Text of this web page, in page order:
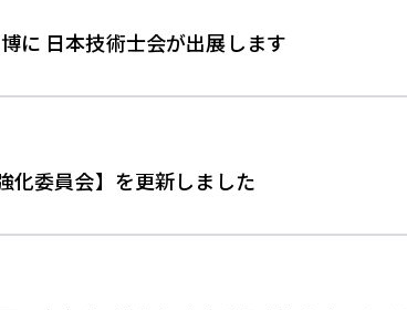
に 日本技術士会が出展します
化委員会】を更新しました